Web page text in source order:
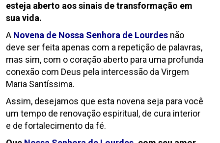
esteja aberto aos sinais de transformação em
sua vida.
A Novena de Nossa Senhora de Lourdes não
deve ser feita apenas com a repetição de palavras,
mas sim, com o coração aberto para uma profunda
conexão com Deus pela intercessão da Virgem
Maria Santíssima.
Assim, desejamos que esta novena seja para você
um tempo de renovação espiritual, de cura interior
e de fortalecimento da fé.